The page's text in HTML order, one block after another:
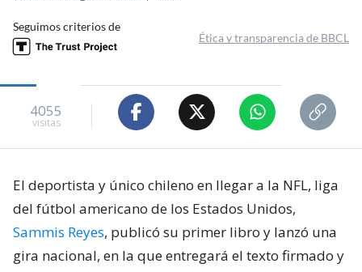
Seguimos criterios de
Ética y transparencia de BBCL
4055
visitas
El deportista y único chileno en llegar a la NFL, liga
del fútbol americano de los Estados Unidos,
Sammis Reyes, publicó su primer libro y lanzó una
gira nacional, en la que entregará el texto firmado y